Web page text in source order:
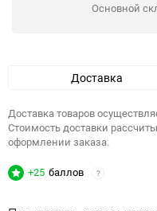
Основной
Доставка
Доставка товаров
Стоимость доставки
оформлении заказа.
+25 баллов ?